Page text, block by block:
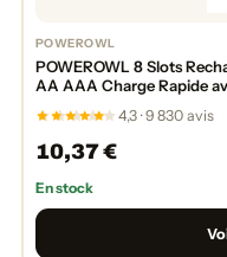
POWEROWL
POWEROWL 8 Slots
AA AAA Charge Rapide
4,3 · 9 830 avis
10,37 €
En stock